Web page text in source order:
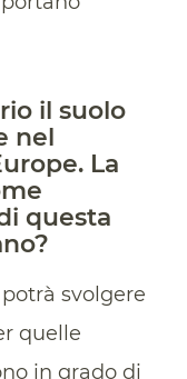
il suolo
nel
La
questa
svolgere
quelle
in grado di